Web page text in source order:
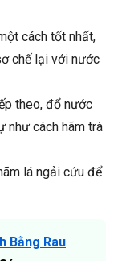
cách tốt nhất,
chế lại với nước
theo, đổ nước
như cách hãm trà
lá ngải cứu để
Bằng Rau